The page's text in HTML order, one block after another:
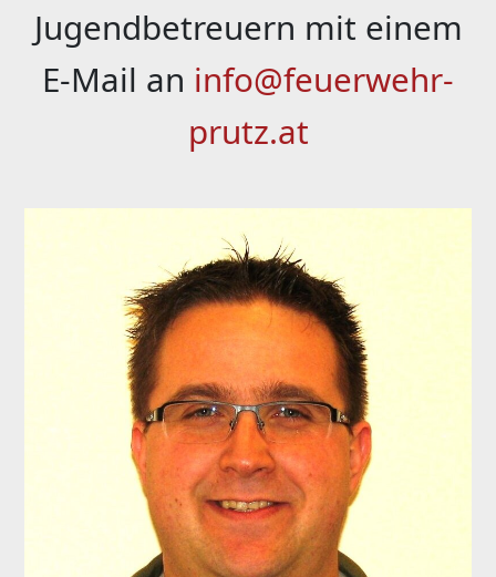
Jugendbetreuern mit einem
E-Mail an info@feuerwehr-
prutz.at